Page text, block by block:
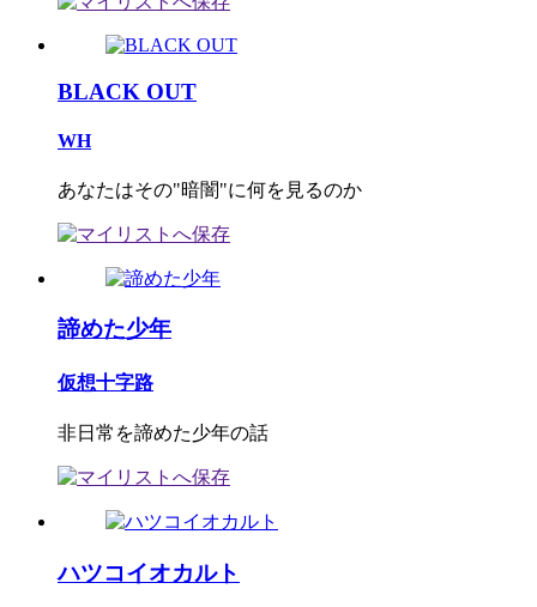
BLACK OUT
WH
あなたはその"暗闇"に何を見るのか
諦めた少年
仮想十字路
非日常を諦めた少年の話
ハツコイオカルト